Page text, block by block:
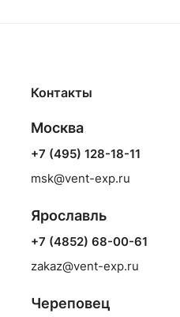
Контакты
Москва
+7 (495) 128-18-11
msk@vent-exp.ru
Ярославль
+7 (4852) 68-00-61
zakaz@vent-exp.ru
Череповец